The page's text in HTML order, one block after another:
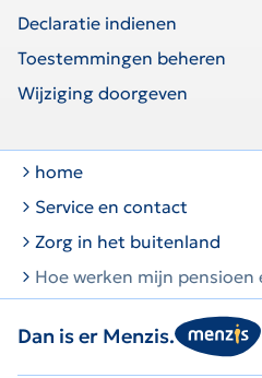
Declaratie indienen
Toestemmingen beheren
Wijziging doorgeven
home
Service en contact
Zorg in het buitenland
Hoe werken mijn
Dan is er Menzis.